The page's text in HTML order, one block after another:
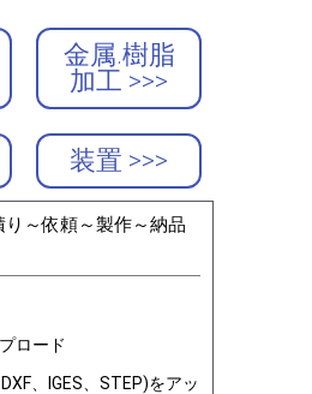
金属.樹脂
加工 >>>
装置 >>>
～依頼～製作～納品
ロード
、IGES、STEP)をアッ